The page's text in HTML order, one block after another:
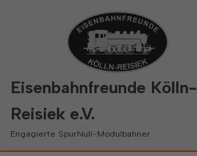
Eisenbahnfreunde Kölln-
Reisiek e.V.
Engagierte SpurNull-Modulbahner